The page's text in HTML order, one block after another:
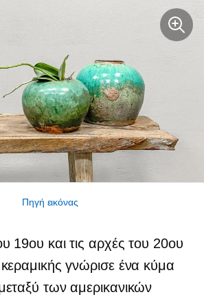
Πηγή εικόνας
19ου και τις αρχές του 20ου
γνώρισε ένα κύμα
των αμερικανικών